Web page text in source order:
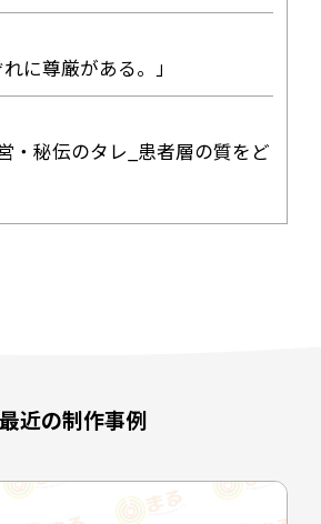
に尊厳がある。」
・秘伝のタレ_患者層の質をど
最近の制作事例